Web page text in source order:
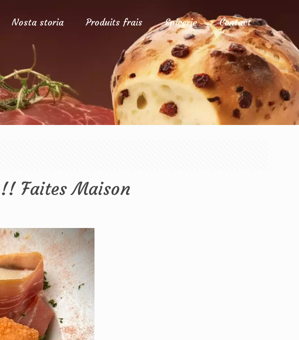
Nosta storia Produits frais Epicerie Contact
!! Faites Maison